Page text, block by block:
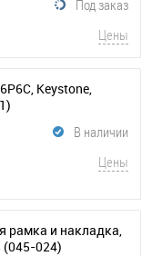
Под заказ
Цены
Keystone,
В наличии
Цены
рамка и накладка,
(045-024)